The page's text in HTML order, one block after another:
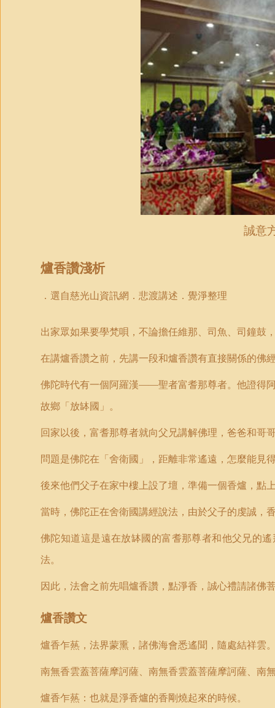
誠意
爐香讚淺析
．選自慈光山資訊網．悲渡講述．覺淨整理
出家眾如果要學梵唄，不論擔任維那、司魚、司鐘鼓
在講爐香讚之前，先講一段和爐香讚有直接關係的佛
佛陀時代有一個阿羅漢——聖者富耆那尊者。他證得
故鄉「放缽國」。
回家以後，富耆那尊者就向父兄講解佛理，爸爸和哥
問題是佛陀在「舍衛國」，距離非常遙遠，怎麼能見
後來他們父子在家中樓上設了壇，準備一個香爐，點
當時，佛陀正在舍衛國講經說法，由於父子的虔誠，
佛陀知道這是遠在放缽國的富耆那尊者和他父兄的
法。
因此，法會之前先唱爐香讚，點淨香，誠心禮請諸佛
爐香讚文
爐香乍爇，法界蒙熏，諸佛海會悉遙聞，隨處結祥雲
南無香雲蓋菩薩摩訶薩、南無香雲蓋菩薩摩訶薩、南
爐香乍爇：也就是淨香爐的香剛燒起來的時候。